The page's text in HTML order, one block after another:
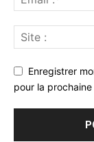
Enregistrer
pour la